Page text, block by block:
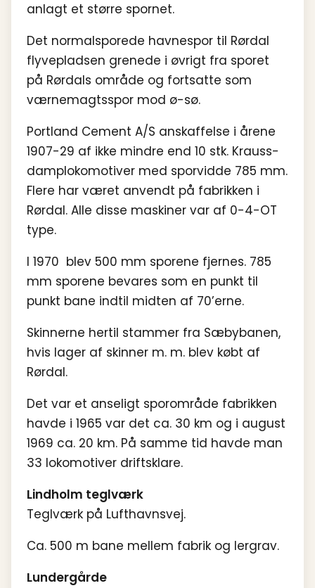
anlagt et større spornet.
Det normalsporede havnespor til Rørdal
flyvepladsen grenede i øvrigt fra sporet
på Rørdals område og fortsatte som
værnemagtsspor mod ø-sø.
Portland Cement A/S anskaffelse i årene
1907-29 af ikke mindre end 10 stk. Krauss-
damplokomotiver med sporvidde 785 mm.
Flere har været anvendt på fabrikken i
Rørdal. Alle disse maskiner var af 0-4-OT
type.
I 1970 blev 500 mm sporene fjernes. 785
mm sporene bevares som en punkt til
punkt bane indtil midten af 70’erne.
Skinnerne hertil stammer fra Sæbybanen,
hvis lager af skinner m. m. blev købt af
Rørdal.
Det var et anseligt sporområde fabrikken
havde i 1965 var det ca. 30 km og i august
1969 ca. 20 km. På samme tid havde man
33 lokomotiver driftsklare.
Lindholm teglværk
Teglværk på Lufthavnsvej.
Ca. 500 m bane mellem fabrik og lergrav.
Lundergårde